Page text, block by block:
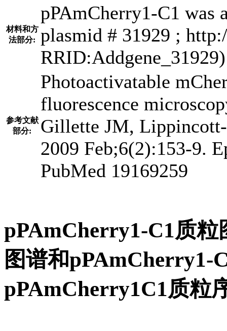
材料和方
法部分:
pPAmCherry1-C1 was
plasmid # 31929 ;
RRID:Addgene_31929)
参考文献
部分:
Photoactivatable
fluorescence
Gillette JM, Lippincott-
2009 Feb;6(2):153-9.
PubMed 19169259
pPAmCherry1-C1质
图谱和pPAmCherry1-
pPAmCherry1C1质粒